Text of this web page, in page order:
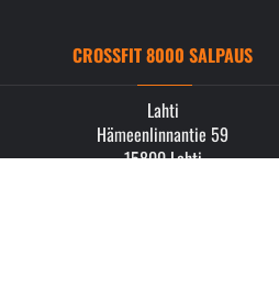
CROSSFIT 8000 SALPAUS
Lahti
Hämeenlinnantie 59
15800 Lahti